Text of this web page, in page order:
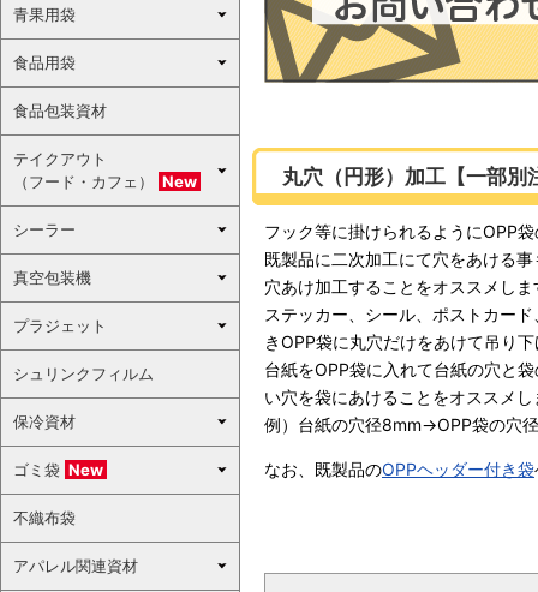
丸穴（円形）加工【一部別
フック等に掛けられるようにOPP
既製品に二次加工にて穴をあける
穴あけ加工することをオススメしま
ステッカー、シール、ポストカー
きOPP袋に丸穴だけをあけて吊り
台紙をOPP袋に入れて台紙の穴と
い穴を袋にあけることをオススメし
例）台紙の穴径8mm→OPP袋の穴
なお、既製品のOPPヘッダー付き袋
青果用袋
食品用袋
食品包装資材
テイクアウト
（フード・カフェ）
New
シーラー
真空包装機
プラジェット
シュリンクフィルム
保冷資材
ゴミ袋 New
不織布袋
アパレル関連資材